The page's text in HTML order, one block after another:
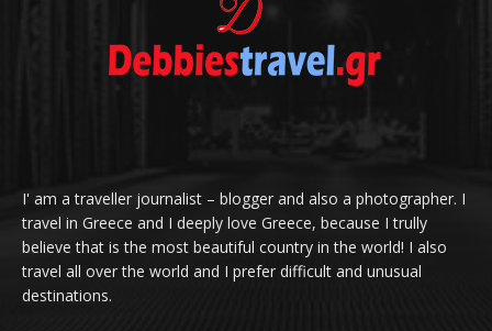
I' am a traveller journalist – blogger and also a photographer. I
travel in Greece and I deeply love Greece, because I trully
believe that is the most beautiful country in the world! I also
travel all over the world and I prefer difficult and unusual
destinations.